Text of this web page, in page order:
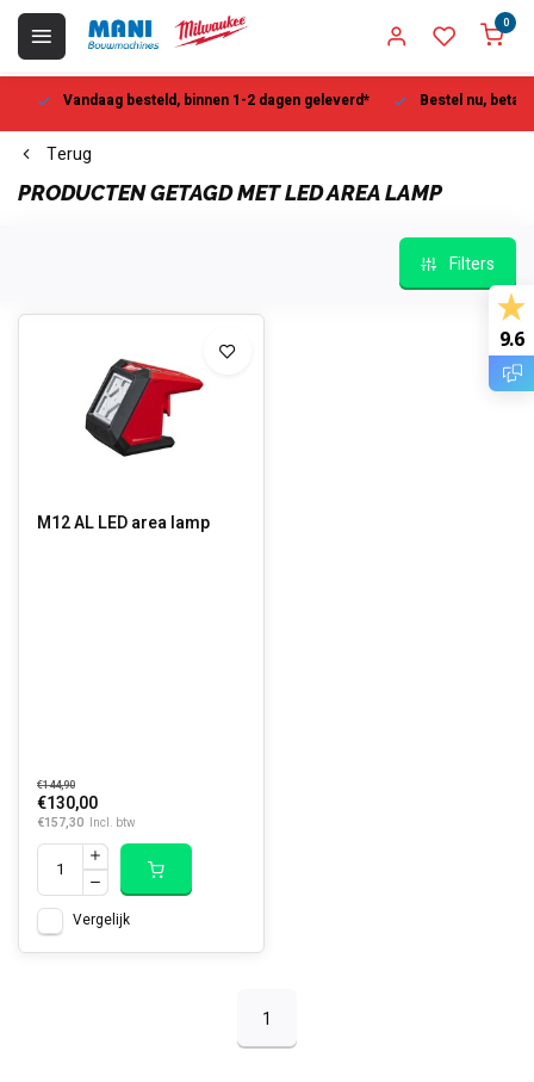
0
Vandaag besteld, binnen 1-2 dagen geleverd* Bestel nu, betaal
Terug
PRODUCTEN GETAGD MET LED AREA LAMP
Filters
M12 AL LED area lamp
€144,90
€130,00
€157,30 Incl. btw
Vergelijk
1
9.6